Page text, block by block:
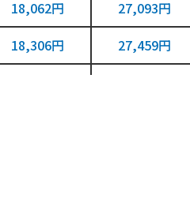
18,062円 27,093円
18,306円 27,459円